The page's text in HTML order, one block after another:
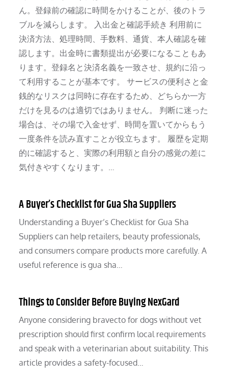
ん。登録前の確認に時間をかけることが、後のトラ
ブルを減らします。 入出金と確認手続き 利用前に
決済方法、処理時間、手数料、通貨、本人確認を確
認します。出金時に書類提出が必要になることもあ
ります。登録名と決済名義を一致させ、規約に沿っ
て利用することが基本です。 サービスの便利さと金
銭的なリスクは同時に存在するため、どちらか一方
だけを見るのは適切ではありません。 判断に迷った
場合は、その場で入金せず、時間を置いてからもう
一度条件を読み直すことが役立ちます。 履歴を定期
的に確認すると、実際の利用額と自分の感覚の差に
気付きやすくなります。…
A Buyer’s Checklist for Gua Sha Suppliers
Understanding a Buyer’s Checklist for Gua Sha
Suppliers can help retailers, beauty professionals,
and consumers compare products more carefully. A
useful reference is gua sha…
Things to Consider Before Buying NexGard
Anyone considering bravecto for dogs without vet
prescription should first confirm local requirements
and speak with a veterinarian about suitability. This
article provides a safety-focused…